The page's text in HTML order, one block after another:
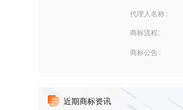
代理人名称
商标流程
商标公告
近期商标资讯